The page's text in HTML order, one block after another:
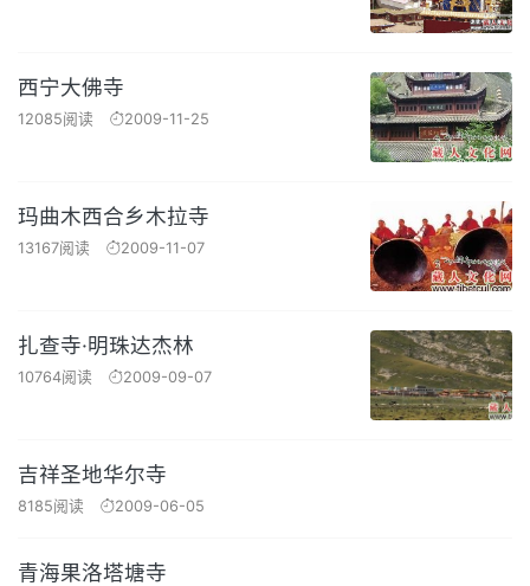
西宁大佛寺
12085阅读 2009-11-25
玛曲木西合乡木拉寺
13167阅读 2009-11-07
扎查寺·明珠达杰林
10764阅读 2009-09-07
吉祥圣地华尔寺
8185阅读 2009-06-05
青海果洛塔塘寺